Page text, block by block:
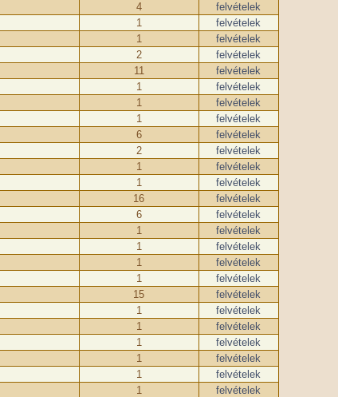
4
felvételek
1
felvételek
1
felvételek
2
felvételek
11
felvételek
1
felvételek
1
felvételek
1
felvételek
6
felvételek
2
felvételek
1
felvételek
1
felvételek
16
felvételek
6
felvételek
1
felvételek
1
felvételek
1
felvételek
1
felvételek
15
felvételek
1
felvételek
1
felvételek
1
felvételek
1
felvételek
1
felvételek
1 felvételek